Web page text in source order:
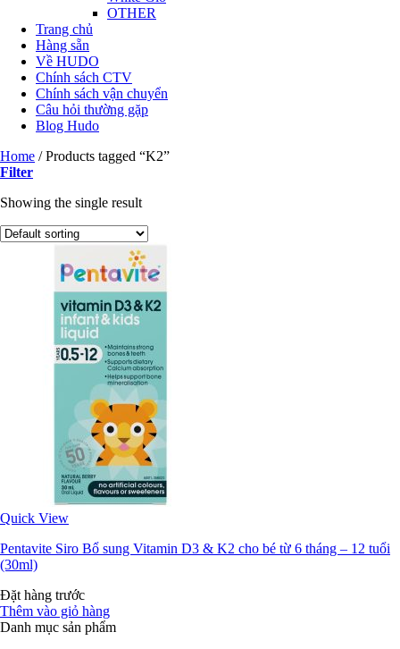
OTHER
Trang chủ
Hàng sẵn
Về HUDO
Chính sách CTV
Chính sách vận chuyển
Câu hỏi thường gặp
Blog Hudo
Home /Products tagged “K2”
Filter
Showing the single result
Quick View
Pentavite Siro Bổ sung Vitamin D3 & K2 cho bé từ 6 tháng – 12 tuổi
(30ml)
Đặt hàng trước
Thêm vào giỏ hàng
Danh mục sản phẩm